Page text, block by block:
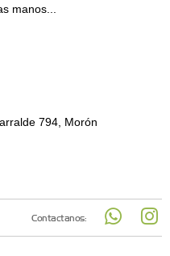
manos...
794, Morón
Contactanos: